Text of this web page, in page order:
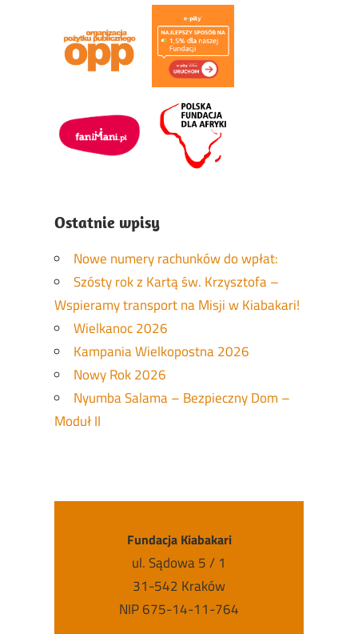
Ostatnie wpisy
Nowe numery rachunków do wpłat:
Szósty rok z Kartą św. Krzysztofa –
Wspieramy transport na Misji w Kiabakari!
Wielkanoc 2026
Kampania Wielkopostna 2026
Nowy Rok 2026
Nyumba Salama – Bezpieczny Dom –
Moduł II
Fundacja Kiabakari
ul. Sądowa 5 / 1
31-542 Kraków
NIP 675-14-11-764